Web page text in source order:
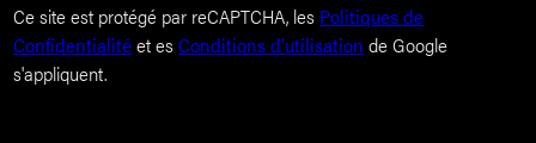
Ce site est protégé par reCAPTCHA, les Politiques de
Confidentialitéet esConditions d'utilisation de Google
s'appliquent.